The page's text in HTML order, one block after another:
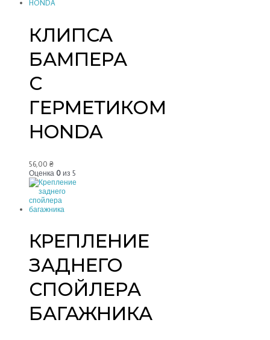
КЛИПСА
БАМПЕРА
С
ГЕРМЕТИКОМ
HONDA
56,00 ₴
Оценка 0 из 5
КРЕПЛЕНИЕ
ЗАДНЕГО
СПОЙЛЕРА
БАГАЖНИКА